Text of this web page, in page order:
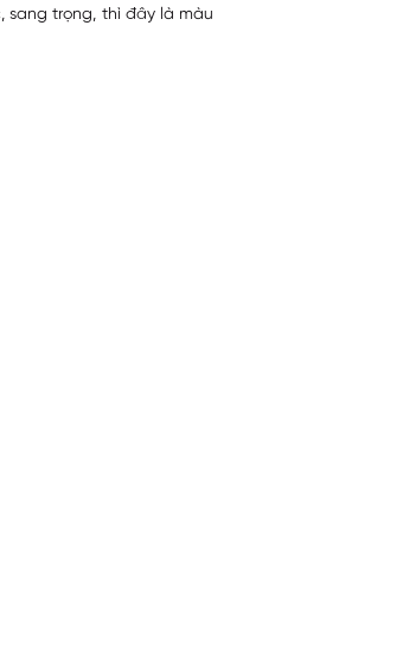
sang trọng, thì đây là màu